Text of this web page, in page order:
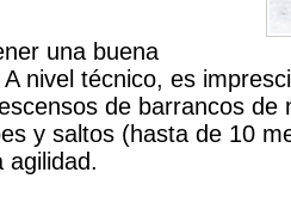
una buena
nivel técnico, es
de barrancos de
y saltos (hasta de 10
agilidad.